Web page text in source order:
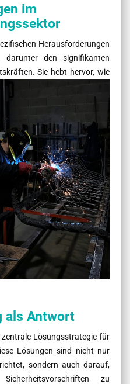
im
Herausforderungen
darunter den signifikanten
Sie hebt hervor, wie
als Antwort
Lösungsstrategie für
Lösungen sind nicht nur
sondern auch darauf,
zu